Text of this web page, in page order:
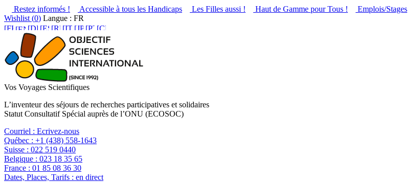
Restez informés ! Accessible à tous les Handicaps Les Filles aussi ! Haut de Gamme pour Tous !
Emplois/Stages
Wishlist (0) Langue : FR
Vos Voyages Scientifiques
L’inventeur des séjours de recherches participatives et solidaires
Statut Consultatif Spécial auprès de l’ONU (ECOSOC)
Courriel : Ecrivez-nous
Québec : +1 (438) 558-1643
Suisse : 022 519 0440
Belgique : 023 18 35 65
France : 01 85 08 36 30
Dates, Places, Tarifs : en direct